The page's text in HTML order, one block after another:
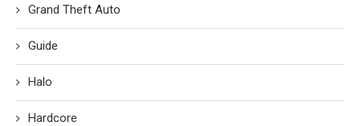
Grand Theft Auto
Guide
Halo
Hardcore